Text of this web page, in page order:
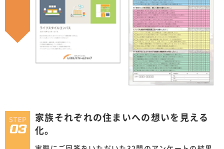
家族それぞれの住まいへの想いを見える
化。